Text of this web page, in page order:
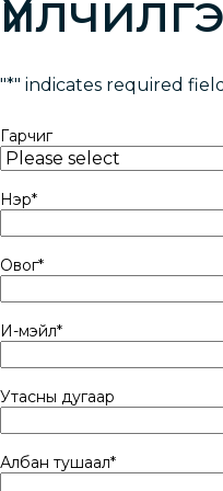
"*" indicates required
Гарчиг
Нэр*
Овог*
И-мэйл*
Утасны дугаар
Албан тушаал*